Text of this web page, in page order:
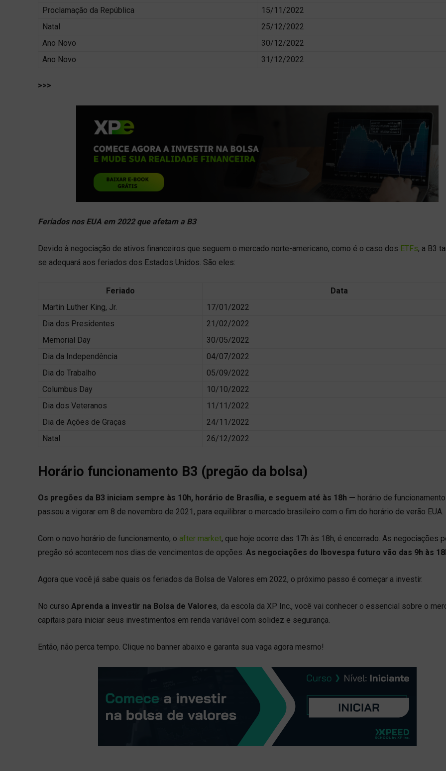
Proclamação da República
15/11/2022
Natal
25/12/2022
Ano Novo
30/12/2022
Ano Novo
31/12/2022
>>>
Feriados nos EUA em 2022 que afetam a B3
Devido à negociação de ativos financeiros que seguem o mercado norte-americano, como é o caso dos ETFs, a B3
se adequará aos feriados dos Estados Unidos. São eles:
Feriado
Data
Martin Luther King, Jr.
17/01/2022
Dia dos Presidentes
21/02/2022
Memorial Day
30/05/2022
Dia da Independência
04/07/2022
Dia do Trabalho
05/09/2022
Columbus Day
10/10/2022
Dia dos Veteranos
11/11/2022
Dia de Ações de Graças
24/11/2022
Natal
26/12/2022
Horário funcionamento B3 (pregão da bolsa)
Os pregões da B3 iniciam sempre às 10h, horário de Brasília, e seguem até às 18h — horário de
passou a vigorar em 8 de novembro de 2021, para equilibrar o mercado brasileiro com o fim do horário de verão EUA.
Com o novo horário de funcionamento, o after market, que hoje ocorre das 17h às 18h, é encerrado. As negociações
pregão só acontecem nos dias de vencimentos de opções. As negociações do Ibovespa futuro vão das 9h às
Agora que você já sabe quais os feriados da Bolsa de Valores em 2022, o próximo passo é começar a investir.
No curso Aprenda a investir na Bolsa de Valores, da escola da XP Inc., você vai conhecer o essencial sobre o
capitais para iniciar seus investimentos em renda variável com solidez e segurança.
Então, não perca tempo. Clique no banner abaixo e garanta sua vaga agora mesmo!